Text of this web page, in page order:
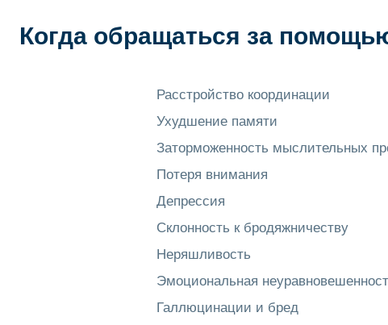
Когда обращаться за
Расстройство координации
Ухудшение памяти
Заторможенность мыслительных
Потеря внимания
Депрессия
Склонность к бродяжничеству
Неряшливость
Эмоциональная
Галлюцинации и бред